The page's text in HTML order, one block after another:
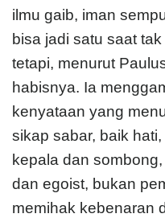
ilmu gaib, iman
bisa jadi satu saat
tetapi, menurut
habisnya. Ia
kenyataan yang
sikap sabar, baik
kepala dan
dan egoist, bukan
memihak kebenaran